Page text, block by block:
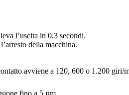
l’uscita in 0,3 secondi.
della macchina.
avviene a 120, 600 o 1.200 giri/
fino a 5 µm